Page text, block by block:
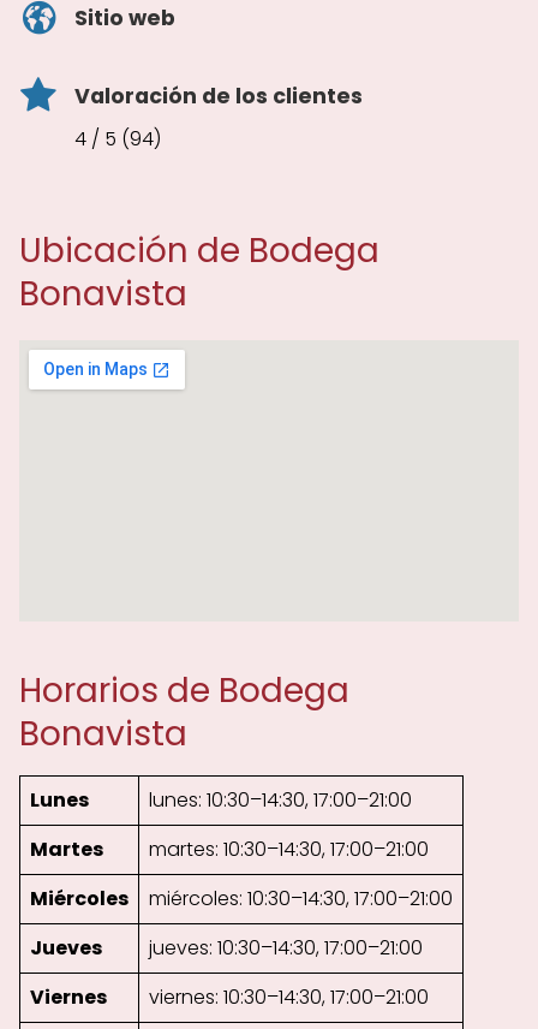
Sitio web
Valoración de los clientes
4 / 5 (94)
Ubicación de Bodega
Bonavista
Horarios de Bodega
Bonavista
Lunes
lunes: 10:30–14:30, 17:00–21:00
Martes
martes: 10:30–14:30, 17:00–21:00
Miércoles
miércoles: 10:30–14:30, 17:00–21:00
Jueves
jueves: 10:30–14:30, 17:00–21:00
Viernes
viernes: 10:30–14:30, 17:00–21:00